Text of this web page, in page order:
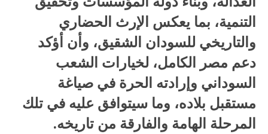
التنمية، بما يعكس الإرث الحضاري
والتاريخي للسودان الشقيق، وأن أؤكد
دعم مصر الكامل، لخيارات الشعب
السوداني وإرادته الحرة في صياغة
مستقبل بلاده، وما سيتوافق عليه في تلك
المرحلة الهامة والفارقة من تاريخه.